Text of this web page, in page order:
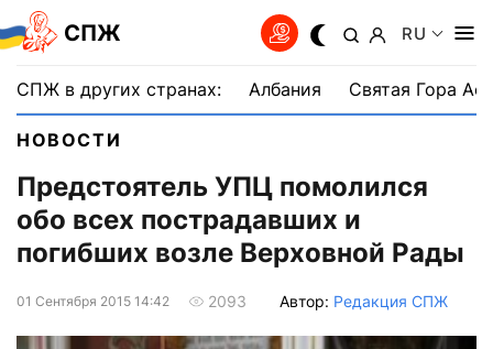
СПЖ RU
СПЖ в других странах: Албания Святая Гора
НОВОСТИ
Предстоятель УПЦ помолился
обо всех пострадавших и
погибших возле Верховной Рады
01 Сентября 2015 14:42 2093 Автор: Редакция СПЖ